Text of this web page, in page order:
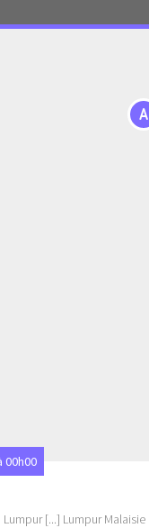
A
00h00
Lumpur [...] Lumpur Malaisie